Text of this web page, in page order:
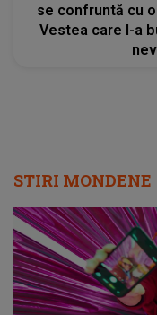
se confruntă cu o
Vestea care l-a
STIRI MONDENE